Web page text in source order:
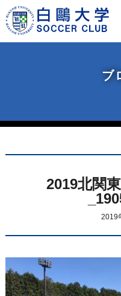
ブ
2019北関
2019